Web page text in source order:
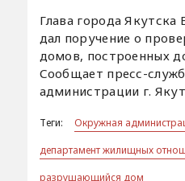
Глава города Якутска
дал поручение о
домов, построенных
Сообщает пресс-
администрации г.
Теги:
Окружная
департамент жилищных
разрушающийся дом